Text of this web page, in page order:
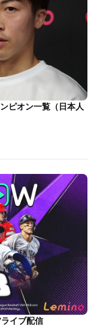
ピオン一覧（日本人
イブ配信